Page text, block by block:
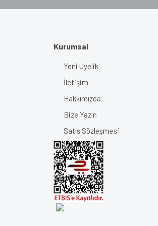
Kurumsal
Yeni Üyelik
İletişim
Hakkımızda
Bize Yazın
Satış Sözleşmesi